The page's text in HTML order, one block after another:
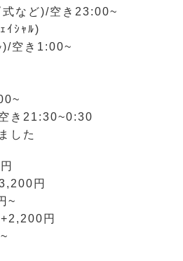
など)/空き23:00~
ｲｼｬﾙ)
)/空き1:00~
き21:30~0:30
した
円
~
円